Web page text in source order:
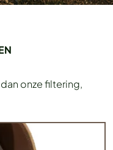
onze filtering,